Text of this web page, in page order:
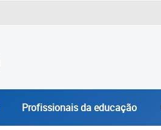
Profissionais da educação